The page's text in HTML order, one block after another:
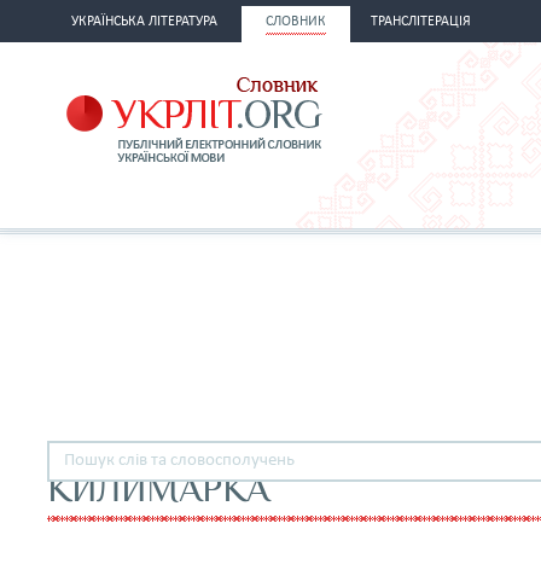
УКРАЇНСЬКА ЛІТЕРАТУРА СЛОВНИК ТРАНСЛІТЕРАЦІЯ
КИЛИМАРКА